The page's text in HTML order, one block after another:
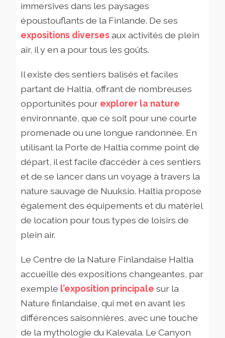
immersives dans les paysages
époustouflants de la Finlande. De ses
expositions diversesaux activités de plein
air, il y en a pour tous les goûts.
Il existe des sentiers balisés et faciles
partant de Haltia, offrant de nombreuses
opportunités pour explorer la nature
environnante, que ce soit pour une courte
promenade ou une longue randonnée. En
utilisant la Porte de Haltia comme point de
départ, il est facile d’accéder à ces sentiers
et de se lancer dans un voyage à travers la
nature sauvage de Nuuksio. Haltia propose
également des équipements et du matériel
de location pour tous types de loisirs de
plein air.
Le Centre de la Nature Finlandaise Haltia
accueille des expositions changeantes, par
exemple l’exposition principale sur la
Nature finlandaise, qui met en avant les
différences saisonnières, avec une touche
de la mythologie du Kalevala. Le Canyon